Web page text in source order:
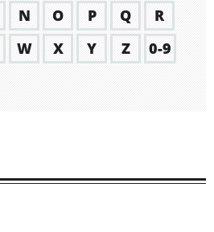
N O P Q
R
W X Y Z
0-9